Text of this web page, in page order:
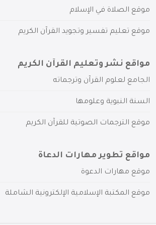
موقع الصلاة في الإسلام
موقع تعليم تفسير وتجويد القرآن الكريم
مواقع نشر وتعليم القرآن الكريم
الجامع لعلوم القرآن وترجماته
السنة النبوية وعلومها
موقع الترجمات الصوتية للقرآن الكريم
مواقع تطوير مهارات الدعاة
موقع مهارات الدعوة
موقع المكتبة الإسلامية الإلكترونية الشاملة